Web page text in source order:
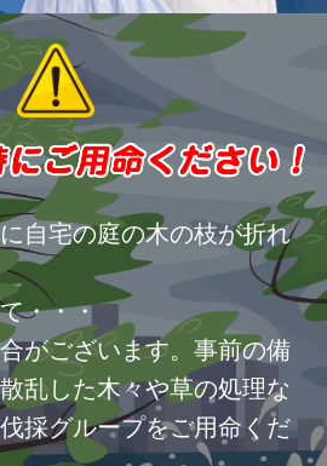
自宅の庭の木の枝が折れ
・・・
がございます。事前の備
乱した木々や草の処理な
採グループをご用命くだ